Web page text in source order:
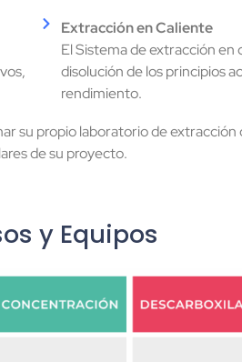
Extracción en Caliente
El Sistema de extracción
disolución de los principios
rendimiento.
su propio laboratorio de
de su proyecto.
y Equipos